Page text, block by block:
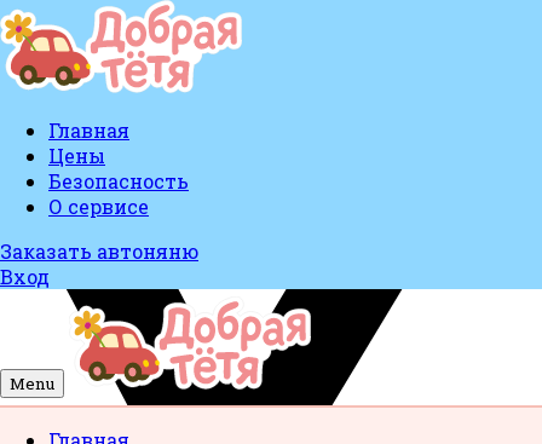
Главная
Цены
Безопасность
О сервисе
Заказать автоняню
Вход
Menu